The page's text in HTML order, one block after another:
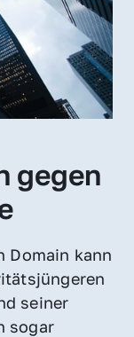
gegen
Domain kann
seiner
sogar